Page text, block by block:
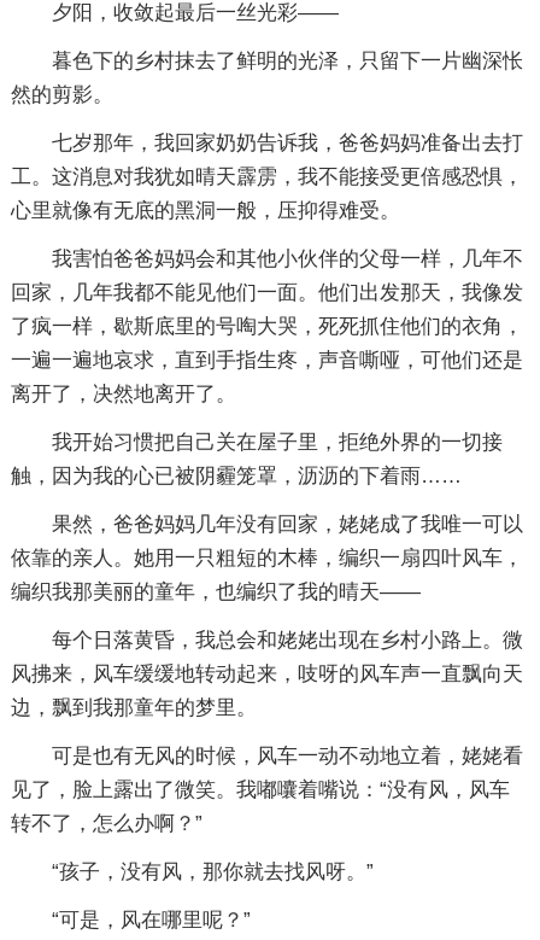
夕阳，收敛起最后一丝光彩——
暮色下的乡村抹去了鲜明的光泽，只留下一片幽深怅
然的剪影。
七岁那年，我回家奶奶告诉我，爸爸妈妈准备出去打
工。这消息对我犹如晴天霹雳，我不能接受更倍感恐惧，
心里就像有无底的黑洞一般，压抑得难受。
我害怕爸爸妈妈会和其他小伙伴的父母一样，几年不
回家，几年我都不能见他们一面。他们出发那天，我像发
了疯一样，歇斯底里的号啕大哭，死死抓住他们的衣角，
一遍一遍地哀求，直到手指生疼，声音嘶哑，可他们还是
离开了，决然地离开了。
我开始习惯把自己关在屋子里，拒绝外界的一切接
触，因为我的心已被阴霾笼罩，沥沥的下着雨……
果然，爸爸妈妈几年没有回家，姥姥成了我唯一可以
依靠的亲人。她用一只粗短的木棒，编织一扇四叶风车，
编织我那美丽的童年，也编织了我的晴天——
每个日落黄昏，我总会和姥姥出现在乡村小路上。微
风拂来，风车缓缓地转动起来，吱呀的风车声一直飘向天
边，飘到我那童年的梦里。
可是也有无风的时候，风车一动不动地立着，姥姥看
见了，脸上露出了微笑。我嘟囔着嘴说：“没有风，风车
转不了，怎么办啊？”
“孩子，没有风，那你就去找风呀。”
“可是，风在哪里呢？”